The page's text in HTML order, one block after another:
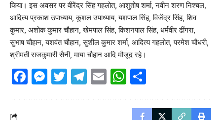
किया। इस अवसर पर वीरेंद्र सिंह गहलोत, आशुतोष शर्मा, नवीन शरण निश्चल,
आदित्य प्रकाश उपाध्याय, कुशल उपाध्याय, यशपाल सिंह, विजेंद्र सिंह, शिव
कुमार, अशोक कुमार चौहान, खेमपाल सिंह, किशनपाल सिंह, धर्मवीर ढींगरा,
सुभाष चौहान, यशवंत चौहान, सुशील कुमार शर्मा, आदित्य गहलोत, परमेश चौधरी,
श्रीमती राजकुमारी सैनी, माया चौहान आदि मौजूद रहे।
Facebook
Messenger
Twitter
Telegram
EmailWhatsApp